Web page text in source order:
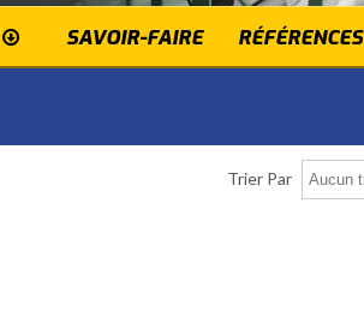
SAVOIR-FAIRE RÉFÉRENCES
Trier Par